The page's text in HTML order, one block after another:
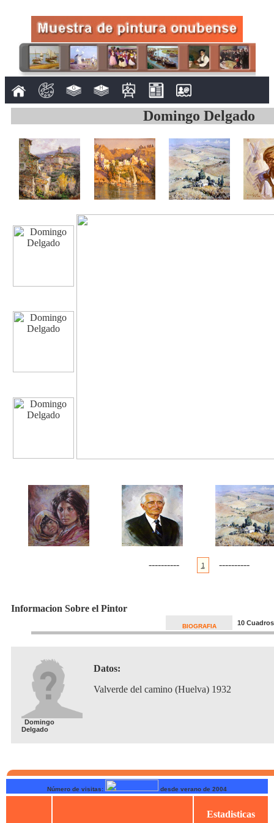
Domingo Delgado
---------- 1 ----------
Informacion Sobre el Pintor
BIOGRAFIA 10 Cuadros
Domingo
Delgado
Datos:
Valverde del camino (Huelva) 1932
Número de visitas: desde verano de 2004
Estadisticas